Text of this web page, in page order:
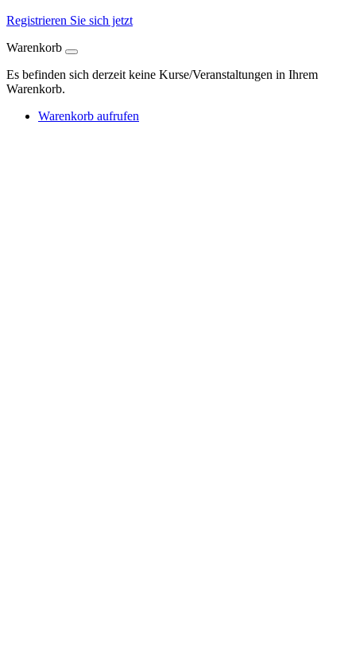
Registrieren Sie sich jetzt
Warenkorb
Es befinden sich derzeit keine Kurse/Veranstaltungen in Ihrem
Warenkorb.
Warenkorb aufrufen